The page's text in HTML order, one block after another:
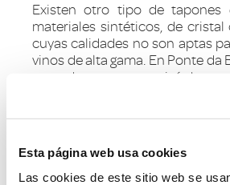
Esta página web usa cookies
Las cookies de este sitio web se
Existen otro tipo de tapones
materiales sintéticos, de
cuyas calidades no son aptas
vinos de alta gama. En Ponte da
acuerdo en que quizá haya
importantes para obtener un
que el tapón que sella la
detalles son los que cuentan.